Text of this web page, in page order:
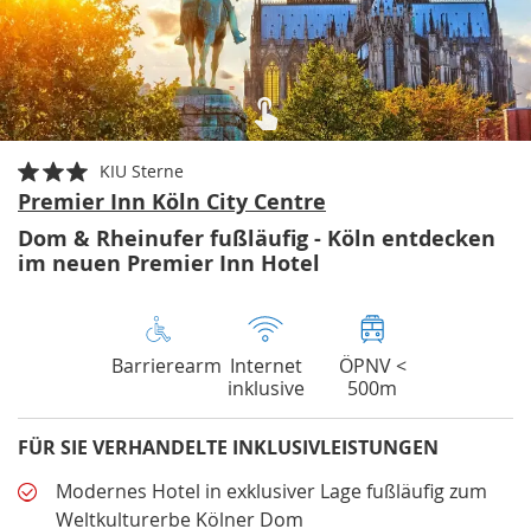
KIU Sterne
Premier Inn Köln City Centre
Dom & Rheinufer fußläufig - Köln entdecken
im neuen Premier Inn Hotel
Barrierearm Internet
inklusive
ÖPNV <
500m
FÜR SIE VERHANDELTE INKLUSIVLEISTUNGEN
Modernes Hotel in exklusiver Lage fußläufig zum
Weltkulturerbe Kölner Dom